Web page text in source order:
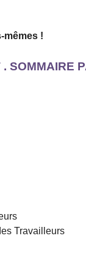
mêmes !
SOMMAIRE
Travailleurs